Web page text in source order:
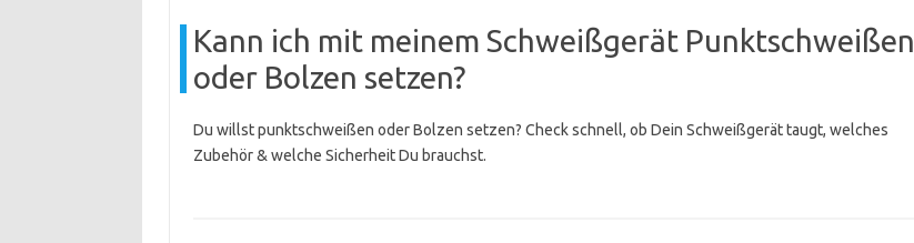
Kann ich mit meinem Schweißgerät Punktschweißen
oder Bolzen setzen?
Du willst punktschweißen oder Bolzen setzen? Check schnell, ob Dein Schweißgerät taugt, welches
Zubehör & welche Sicherheit Du brauchst.